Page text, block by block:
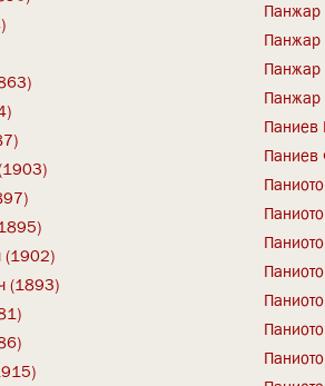
(1902)
(1893)
Панжар
Панжар
Панжар
Панжар
Паниев
Паниев